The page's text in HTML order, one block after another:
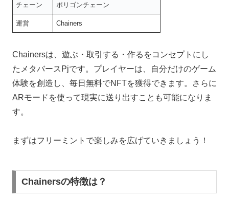
チェーン ポリゴンチェーン
運営 Chainers
Chainersは、遊ぶ・取引する・作るをコンセプトにし
たメタバースPjです。プレイヤーは、自分だけのゲーム
体験を創造し、毎日無料でNFTを獲得できます。さらに
ARモードを使って現実に送り出すことも可能になりま
す。
まずはフリーミントで楽しみを広げていきましょう！
Chainersの特徴は？